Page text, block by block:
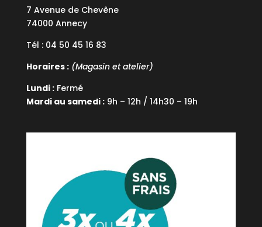
7 Avenue de Chevêne
74000 Annecy
Tél : 04 50 45 16 83
Horaires :(Magasin et atelier)
Lundi :Fermé
Mardi au samedi :9h – 12h / 14h30 – 19h